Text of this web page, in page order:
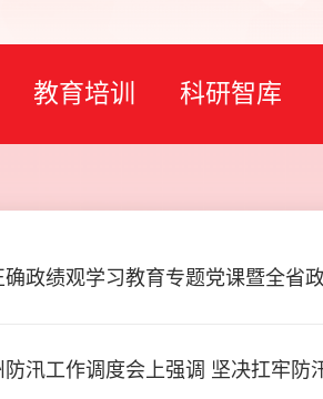
教育培训 科研智库
政绩观学习教育专题党课暨全省
汛工作调度会上强调 坚决扛牢防